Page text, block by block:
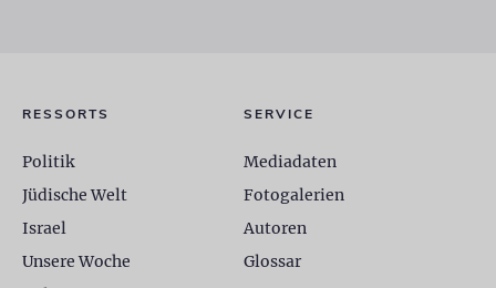
RESSORTS
Politik
Jüdische Welt
Israel
Unsere Woche
SERVICE
Mediadaten
Fotogalerien
Autoren
Glossar